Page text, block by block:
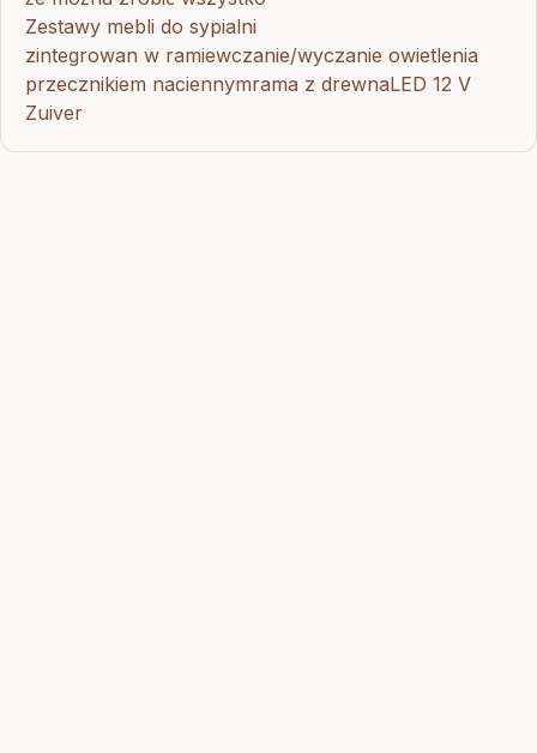
Zestawy mebli do sypialni
zintegrowan w ramiewczanie/wyczanie owietlenia
przecznikiem naciennymrama z drewnaLED 12 V
Zuiver